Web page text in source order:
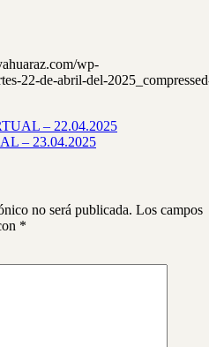
wp-
22-de-abril-del-
– 22.04.2025
– 23.04.2025
no será publicada. Los campos
*